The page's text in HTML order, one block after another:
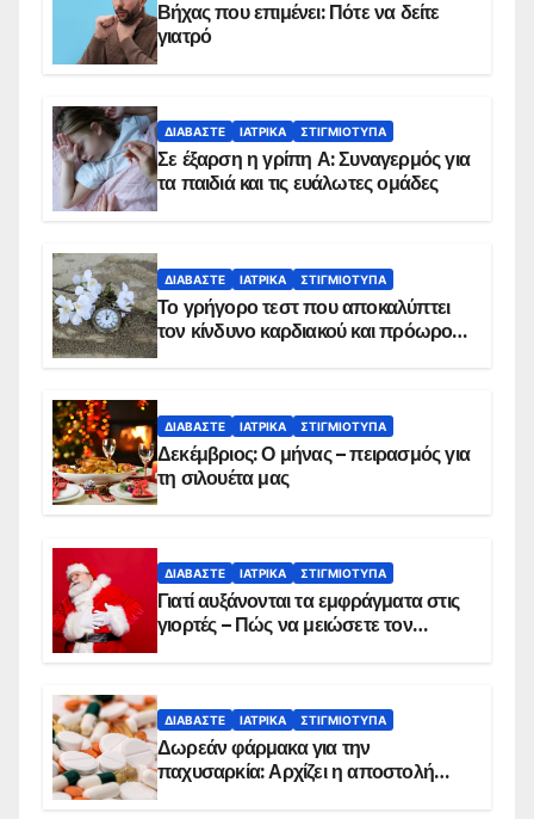
Βήχας που επιμένει: Πότε να δείτε
γιατρό
ΔΙΑΒΆΣΤΕ ΙΑΤΡΙΚΆ ΣΤΙΓΜΙΌΤΥΠΑ
Σε έξαρση η γρίπη Α: Συναγερμός για
τα παιδιά και τις ευάλωτες ομάδες
ΔΙΑΒΆΣΤΕ ΙΑΤΡΙΚΆ ΣΤΙΓΜΙΌΤΥΠΑ
Το γρήγορο τεστ που αποκαλύπτει
τον κίνδυνο καρδιακού και πρόωρου
ΔΙΑΒΆΣΤΕ ΙΑΤΡΙΚΆ ΣΤΙΓΜΙΌΤΥΠΑ
Δεκέμβριος: Ο μήνας – πειρασμός για
τη σιλουέτα μας
ΔΙΑΒΆΣΤΕ ΙΑΤΡΙΚΆ ΣΤΙΓΜΙΌΤΥΠΑ
Γιατί αυξάνονται τα εμφράγματα στις
γιορτές – Πώς να μειώσετε τον
ΔΙΑΒΆΣΤΕ ΙΑΤΡΙΚΆ ΣΤΙΓΜΙΌΤΥΠΑ
Δωρεάν φάρμακα για την
παχυσαρκία: Αρχίζει η αποστολή